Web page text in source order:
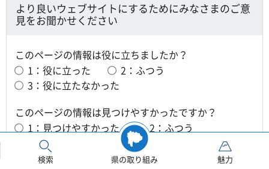
検索 県の取り組み 魅力
より良いウェブサイトにするためにみなさまのご意
見をお聞かせください
このページの情報は役に立ちましたか？
1：役に立った
2：ふつう
3：役に立たなかった
このページの情報は見つけやすかったですか？
1：見つけやすかった
2：ふつう
3：見つけにくかった